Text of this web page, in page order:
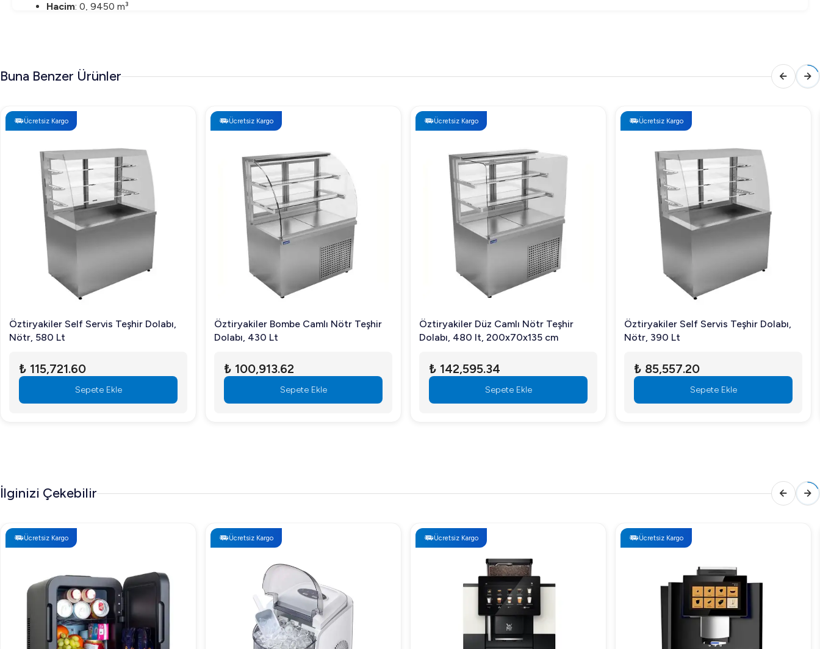
Hacim: 0, 9450 m³
: 220-240 V
Öztiryakiler Bombe Camlı Nötr Teşhir Dolabı, 240 Lt Fiyatı
için sitemizi ziyaret edebilir veya bizimle doğrudan iletişime geçebilirsiniz.
Öztiryakiler Bombe Camlı Nötr Teşhir Dolabı, 240 Lt Neden Tercih Edilmeli?
Öztiryakiler Bombe Camlı Nötr Teşhir Dolabı, 240 Lt'nin tercih edilmesinin en önemli sebebi, yüksek kaliteli malzeme yapısı ve ergonomik tasarımıdır. Ürünün bombe cam yapısı,
sergilenen ürünlerin daha dikkat çekici olmasını sağlar. Ayrıca nötr kullanım özelliği sayesinde enerji tasarrufu yaparken, geniş iç hacmi ile farklı ürünlerinizi aynı anda
sergileyebilirsiniz.
Sıkça Sorulan Sorular
Öztiryakiler Bombe Camlı Nötr Teşhir Dolabı, 240 Lt nasıl temizlenir?
Bu teşhir dolabının kurulumu nasıl yapılır?
Ürün, kurulum rehberi ile birlikte gelir; basit araçlar kullanarak kurabilirsiniz.
Hangi alanlar için uygundur?
Buna Benzer Ürünler
Ücretsiz Kargo
Öztiryakiler Self Servis Teşhir Dolabı,
Nötr, 580 Lt
₺ 115,721.60
Sepete Ekle
Ücretsiz Kargo
Öztiryakiler Bombe Camlı Nötr Teşhir
Dolabı, 430 Lt
₺ 100,913.62
Sepete Ekle
Ücretsiz Kargo
Öztiryakiler Düz Camlı Nötr Teşhir
Dolabı, 480 lt, 200x70x135 cm
₺ 142,595.34
Sepete Ekle
Ücretsiz Kargo
Öztiryakiler Self Servis Teşhir Dolabı,
Nötr, 390 Lt
₺ 85,557.20
Sepete Ekle
İlginizi Çekebilir
Ücretsiz Kargo Ücretsiz Kargo Ücretsiz Kargo Ücretsiz Kargo